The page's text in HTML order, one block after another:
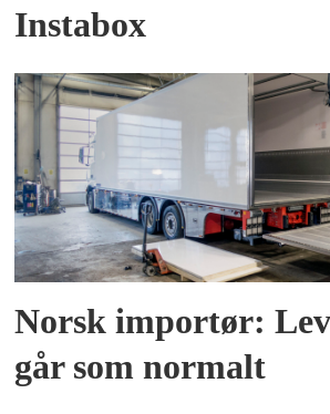
Instabox
Norsk importør:
går som normalt